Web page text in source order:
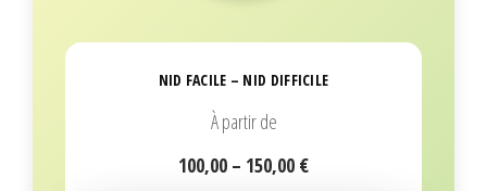
NID FACILE – NID DIFFICILE
À partir de
100,00 – 150,00 €